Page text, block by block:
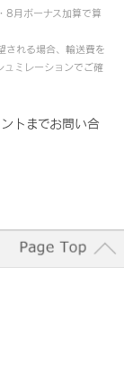
月ボーナス加算で算
される場合、輸送費を
ュミレーションでご確
トまでお問い合